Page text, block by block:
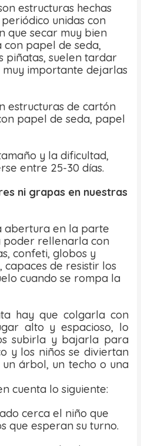
estructuras hechas
unidas con
que secar muy bien
papel de seda,
piñatas, suelen tardar
importante dejarlas
estructuras de cartón
papel de seda, papel
y la dificultad,
entre 25-30 días.
ni grapas en nuestras
abertura en la parte
rellenarla con
confeti, globos y
de resistir los
cuando se rompa la
hay que colgarla con
alto y espacioso, lo
subirla y bajarla para
y los niños se diviertan
árbol, un techo o una
cuenta lo siguiente:
cerca el niño que
que esperan su turno.